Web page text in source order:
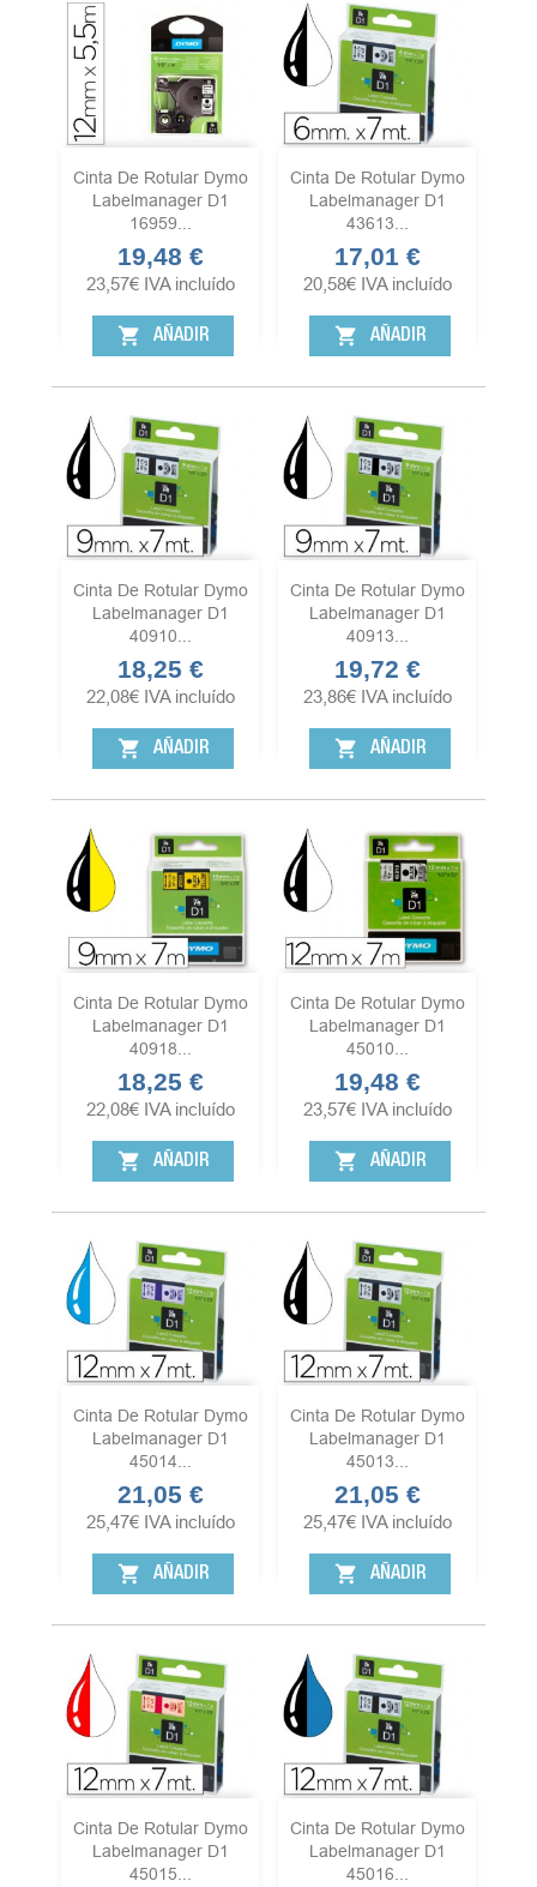
Cinta De Rotular Dymo
Labelmanager D1
16959...
Precio
19,48 €
23,57€ IVA incluído
shopping_cart AÑADIR
Cinta De Rotular Dymo
Labelmanager D1
43613...
Precio
17,01 €
20,58€ IVA incluído
shopping_cart AÑADIR
Cinta De Rotular Dymo
Labelmanager D1
40910...
Precio
18,25 €
22,08€ IVA incluído
shopping_cart AÑADIR
Cinta De Rotular Dymo
Labelmanager D1
40913...
Precio
19,72 €
23,86€ IVA incluído
shopping_cart AÑADIR
Cinta De Rotular Dymo
Labelmanager D1
40918...
Precio
18,25 €
22,08€ IVA incluído
shopping_cart AÑADIR
Cinta De Rotular Dymo
Labelmanager D1
45010...
Precio
19,48 €
23,57€ IVA incluído
shopping_cart AÑADIR
Cinta De Rotular Dymo
Labelmanager D1
45014...
Precio
21,05 €
25,47€ IVA incluído
shopping_cart AÑADIR
Cinta De Rotular Dymo
Labelmanager D1
45013...
Precio
21,05 €
25,47€ IVA incluído
shopping_cart AÑADIR
Cinta De Rotular Dymo
Labelmanager D1
45015...
Cinta De Rotular Dymo
Labelmanager D1
45016...